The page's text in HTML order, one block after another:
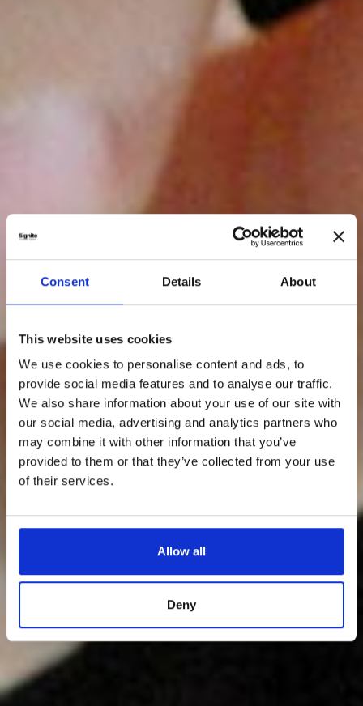
Consent Details About
This website uses cookies
We use cookies to personalise content and ads, to
provide social media features and to analyse our traffic.
We also share information about your use of our site with
our social media, advertising and analytics partners who
may combine it with other information that you’ve
provided to them or that they’ve collected from your use
of their services.
Allow all
Deny